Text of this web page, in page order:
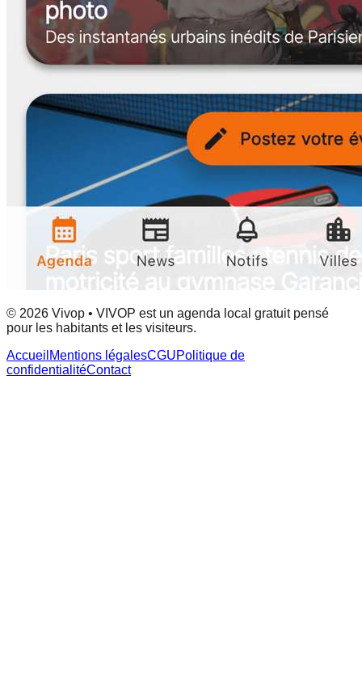
© 2026 Vivop • VIVOP est un agenda local gratuit pensé
pour les habitants et les visiteurs.
Accueil Mentions légalesCGUPolitique de
confidentialitéContact